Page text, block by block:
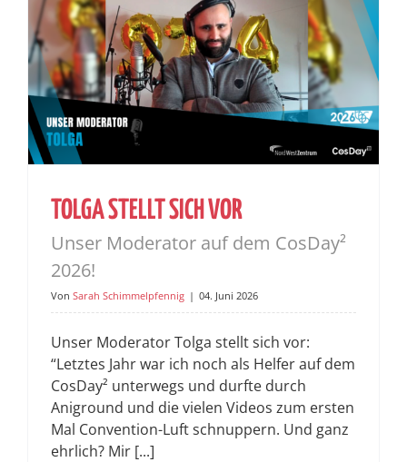
TOLGA STELLT SICH VOR
Unser Moderator auf dem CosDay²
2026!
Von Sarah Schimmelpfennig | 04. Juni 2026
Unser Moderator Tolga stellt sich vor:
“Letztes Jahr war ich noch als Helfer auf dem
CosDay² unterwegs und durfte durch
Aniground und die vielen Videos zum ersten
Mal Convention-Luft schnuppern. Und ganz
ehrlich? Mir [...]